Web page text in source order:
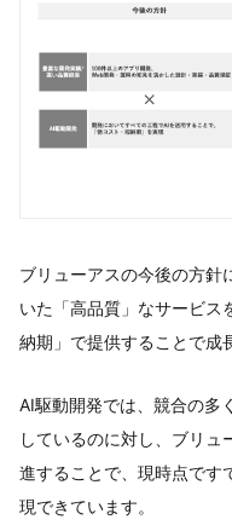
ブリューアスの今後の方針
いた「高品質」なサービス
納期」で提供することで成
AI駆動開発では、競合の多
しているのに対し、ブリュ
進することで、現時点です
現できています。